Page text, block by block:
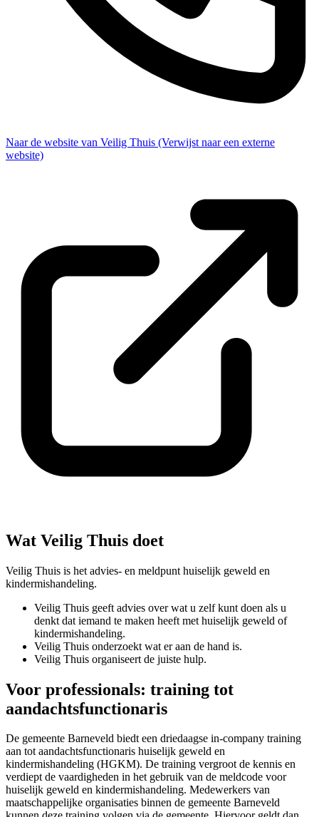
Naar de website van Veilig Thuis (Verwijst naar een externe
website)
Wat Veilig Thuis doet
Veilig Thuis is het advies- en meldpunt huiselijk geweld en
kindermishandeling.
Veilig Thuis geeft advies over wat u zelf kunt doen als u
denkt dat iemand te maken heeft met huiselijk geweld of
kindermishandeling.
Veilig Thuis onderzoekt wat er aan de hand is.
Veilig Thuis organiseert de juiste hulp.
Voor professionals: training tot
aandachtsfunctionaris
De gemeente Barneveld biedt een driedaagse in-company training
aan tot aandachtsfunctionaris huiselijk geweld en
kindermishandeling (HGKM). De training vergroot de kennis en
verdiept de vaardigheden in het gebruik van de meldcode voor
huiselijk geweld en kindermishandeling. Medewerkers van
maatschappelijke organisaties binnen de gemeente Barneveld